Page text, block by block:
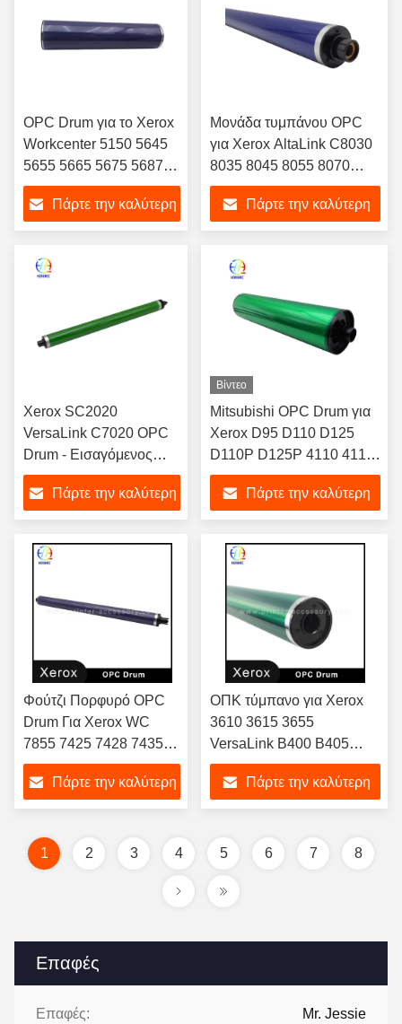
Επαφές
Επαφές: Mr. Jessie
OPC Drum για το Xerox
Workcenter 5150 5645
5655 5665 5675 5687
5735 5740 5845 5855
5865 5875
Πάρτε την καλύτερη
Μονάδα τυμπάνου OPC
για Xerox AltaLink C8030
8035 8045 8055 8070
WorkCentre 7525 7530
7535 7545 7556 7830
7835 7845 7855 7970
Εισαγόμενο Σωλήνα
Οξειδίου
Πάρτε την καλύτερη
Xerox SC2020
VersaLink C7020 OPC
Drum - Εισαγόμενος
σωλήνας
Πάρτε την καλύτερη
Βίντεο
Mitsubishi OPC Drum για
Xerox D95 D110 D125
D110P D125P 4110 4112
4127
Πάρτε την καλύτερη
Φούτζι Πορφυρό OPC
Drum Για Xerox WC
7855 7425 7428 7435
7525 7530 7556 7830
7845 Πολυλειτουργικός
εκτυπωτής OPC Drum
Πάρτε την καλύτερη
ΟΠΚ τύμπανο για Xerox
3610 3615 3655
VersaLink B400 B405
DocuPrint P355 P365
M355 P455 M455df P355d
P455d 85K
Πάρτε την καλύτερη
1 2 3 4 5 6 7 8